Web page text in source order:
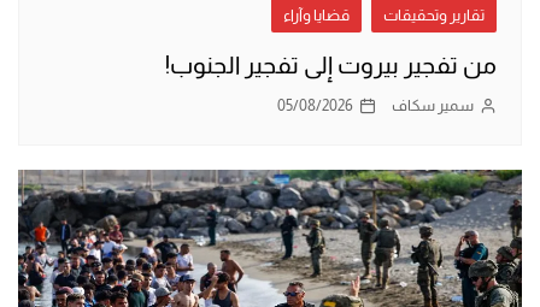
تقارير وتحقيقات قضايا وآراء
من تفجير بيروت إلى تفجير الجنوب!
سمير سكاف 05/08/2026